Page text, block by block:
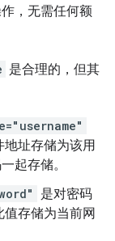
，无需任何额
是合理的，但其
址存储为该用
起存储。
是对密码
存储为当前网